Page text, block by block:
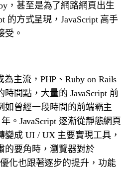
，甚至是為了網路網頁出生
的方式呈現，JavaScript 高手
受。
為主流，PHP、Ruby on Rails
間點，大量的 JavaScript 前
如曾經一段時間的前端霸主
。JavaScript 逐漸從靜態網頁
變成 UI / UX 主要實現工具，
的要角時，瀏覽器對於
化也跟著逐步的提升，功能